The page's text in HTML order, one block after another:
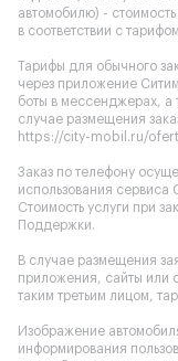
автомобилю) -
в соответствии с
Тарифы для обычного
через приложение
боты в мессенджерах, а
случае размещения
https://city-mobil.ru/
Заказ по телефону
использования сервиса
Стоимость услуги при
Поддержки.
В случае размещения
приложения, сайты или
таким третьим лицом,
Изображение
информирования